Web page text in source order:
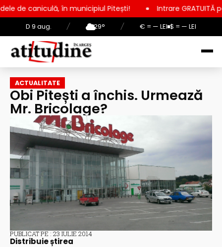
D 9 aug. / 29° / € = — LEI $ = — LEI
în municipiul Pitești! Intrare GRATUITĂ pentru copii,
ACTUALITATE
Obi Pitești a închis. Urmează
Mr. Bricolage?
PUBLICAT PE : 23 IULIE 2014
Distribuie știrea